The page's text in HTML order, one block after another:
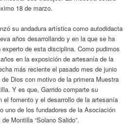
18 de marzo.
su andadura artística como autodidacta
años desarrollando y en la que se ha
de esta disciplina. Como pudimos
en la exposición de artesanía de la
más reciente el pasado mes de junio
Dios con motivo de la primera Muestra
Y es que, Garrido comparte su
el fomento y el desarrollo de la artesanía
uno de los fundadores de la Asociación
Montilla “Solano Salido”.